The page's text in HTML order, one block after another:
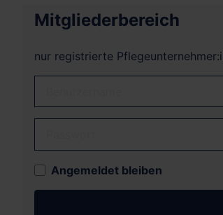
Mitgliederbereich
nur registrierte
Angemeldet bleiben